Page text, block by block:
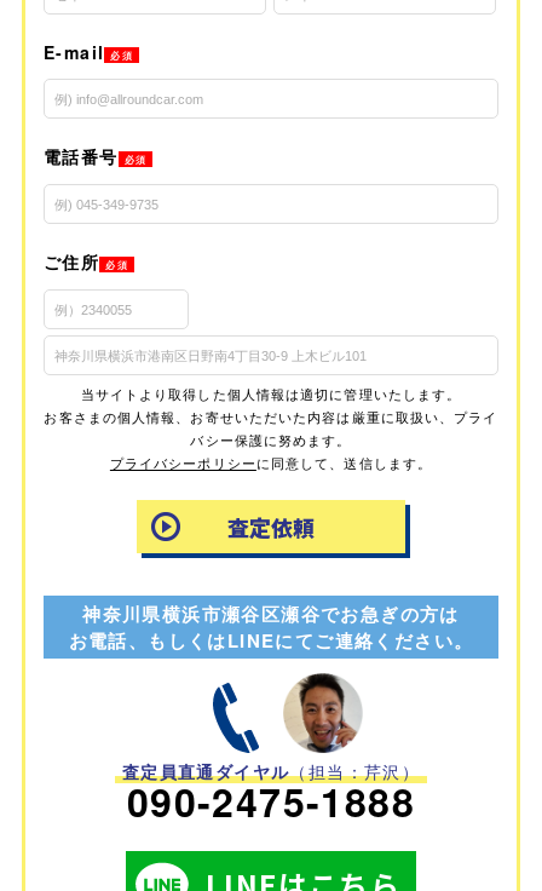
E-mail 必須
電話番号 必須
ご住所 必須
当サイトより取得した個人情報は適切に管理いたします。
お客さまの個人情報、お寄せいただいた内容は厳重に取扱い、プライ
バシー保護に努めます。
プライバシーポリシーに同意して、送信します。
神奈川県横浜市瀬谷区瀬谷でお急ぎの方は
お電話、もしくはLINEにてご連絡ください。
査定員直通ダイヤル（担当：芹沢）
090-2475-1888